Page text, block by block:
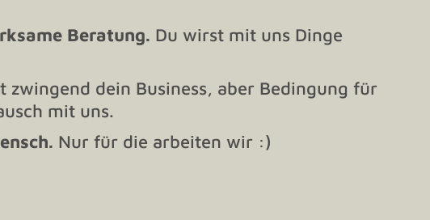
Beratung. Du wirst mit uns Dinge
zwingend dein Business, aber Bedingung für
mit uns.
Nur für die arbeiten wir :)